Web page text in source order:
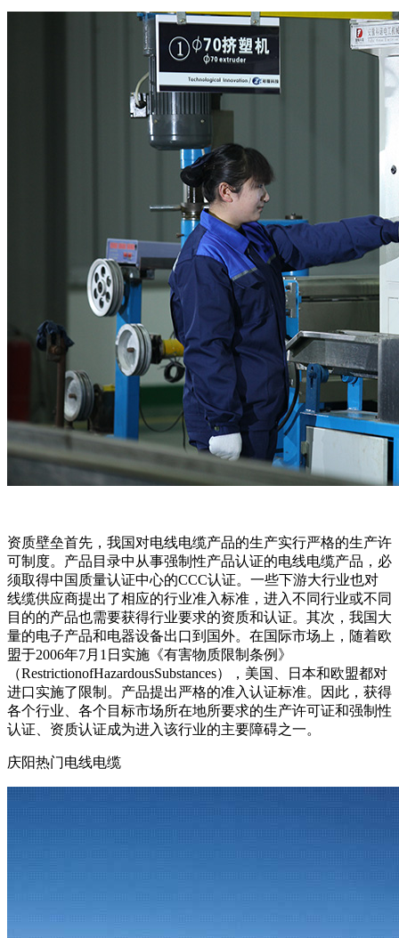
资质壁垒首先，我国对电线电缆产品的生产实行严格的生产许
可制度。产品目录中从事强制性产品认证的电线电缆产品，必
须取得中国质量认证中心的CCC认证。一些下游大行业也对
线缆供应商提出了相应的行业准入标准，进入不同行业或不同
目的的产品也需要获得行业要求的资质和认证。其次，我国大
量的电子产品和电器设备出口到国外。在国际市场上，随着欧
盟于2006年7月1日实施《有害物质限制条例》
（RestrictionofHazardousSubstances），美国、日本和欧盟都对
进口实施了限制。产品提出严格的准入认证标准。因此，获得
各个行业、各个目标市场所在地所要求的生产许可证和强制性
认证、资质认证成为进入该行业的主要障碍之一。
庆阳热门电线电缆